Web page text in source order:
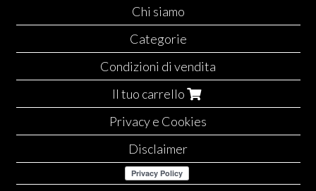
Chi siamo
Categorie
Condizioni di vendita
Il tuo carrello
Privacy e Cookies
Disclaimer